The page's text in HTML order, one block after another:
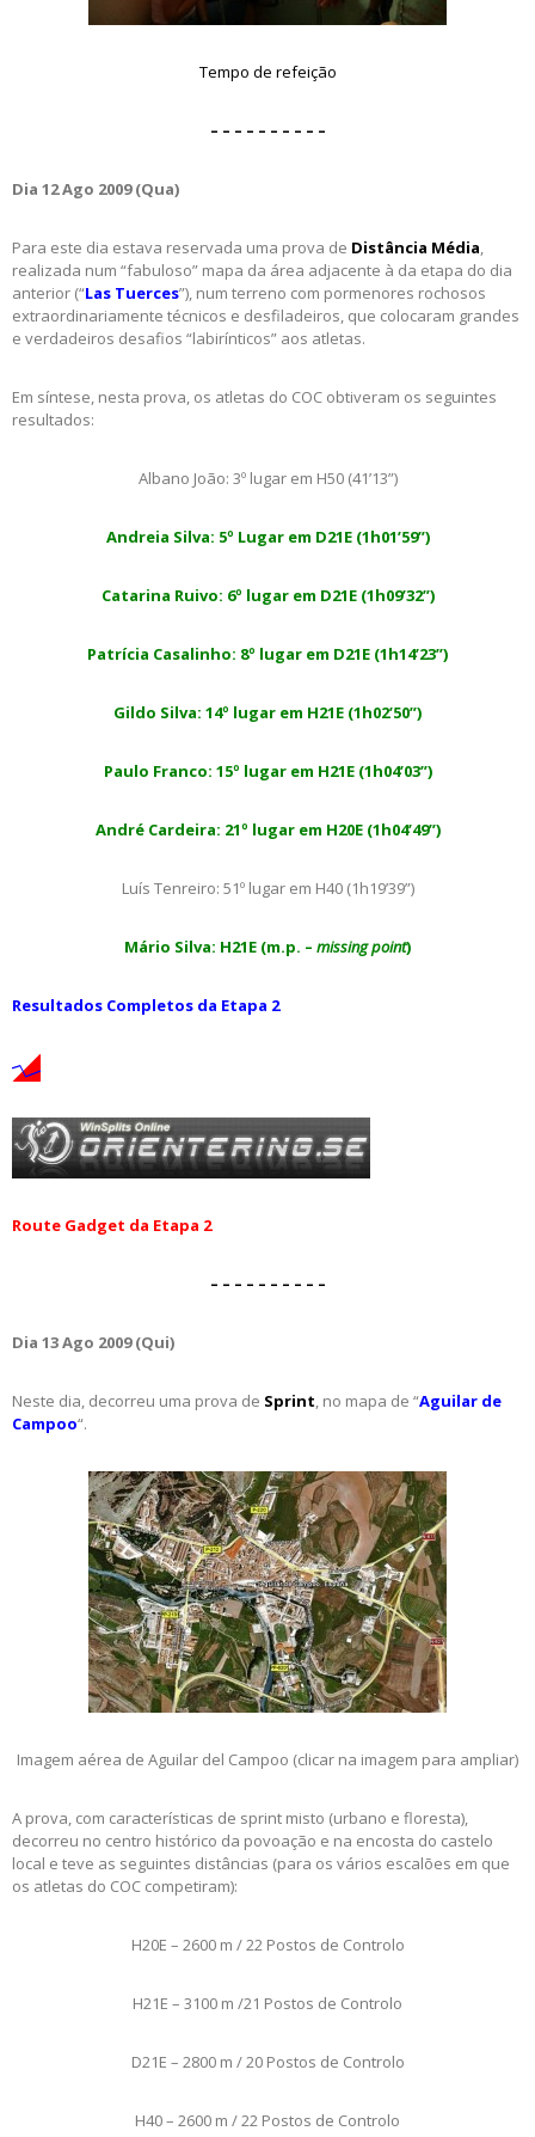
Tempo de refeição
– – – – – – – – – –
Dia 12 Ago 2009 (Qua)
Para este dia estava reservada uma prova de Distância Média,
realizada num “fabuloso” mapa da área adjacente à da etapa do dia
anterior (“Las Tuerces”), num terreno com pormenores rochosos
extraordinariamente técnicos e desfiladeiros, que colocaram grandes
e verdadeiros desafios “labirínticos” aos atletas.
Em síntese, nesta prova, os atletas do COC obtiveram os seguintes
resultados:
Albano João: 3º lugar em H50 (41’13”)
Andreia Silva: 5º Lugar em D21E (1h01’59”)
Catarina Ruivo: 6º lugar em D21E (1h09’32”)
Patrícia Casalinho: 8º lugar em D21E (1h14’23”)
Gildo Silva: 14º lugar em H21E (1h02’50”)
Paulo Franco: 15º lugar em H21E (1h04’03”)
André Cardeira: 21º lugar em H20E (1h04’49”)
Luís Tenreiro: 51º lugar em H40 (1h19’39”)
Mário Silva: H21E (m.p. – missing point)
Resultados Completos da Etapa 2
Route Gadget da Etapa 2
– – – – – – – – – –
Dia 13 Ago 2009 (Qui)
Neste dia, decorreu uma prova de Sprint, no mapa de “Aguilar de
Campoo“.
Imagem aérea de Aguilar del Campoo (clicar na imagem para ampliar)
A prova, com características de sprint misto (urbano e floresta),
decorreu no centro histórico da povoação e na encosta do castelo
local e teve as seguintes distâncias (para os vários escalões em que
os atletas do COC competiram):
H20E – 2600 m / 22 Postos de Controlo
H21E – 3100 m /21 Postos de Controlo
D21E – 2800 m / 20 Postos de Controlo
H40 – 2600 m / 22 Postos de Controlo